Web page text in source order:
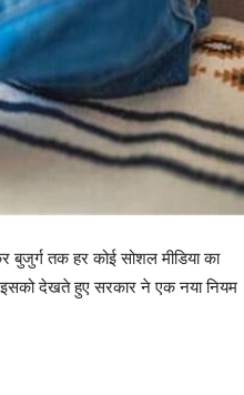
तक हर कोई सोशल मीडिया का
देखते हुए सरकार ने एक नया नियम